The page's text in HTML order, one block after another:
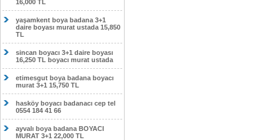
16,000 TL
yaşamkent boya badana 3+1
daire boyası murat ustada 15,850
TL
sincan boyacı 3+1 daire boyası
16,250 TL boyacı murat ustada
etimesgut boya badana boyacı
murat 3+1 15,750 TL
hasköy boyacı badanacı cep tel
0554 184 41 66
ayvalı boya badana BOYACI
MURAT 3+1 22,000 TL